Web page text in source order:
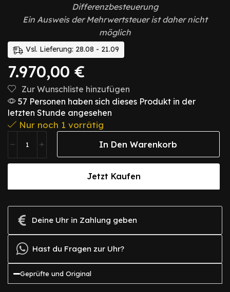
Differenzbesteuerung
Ein Ausweis der Mehrwertsteuer ist daher nicht
möglich
Vsl. Lieferung: 28.08 - 21.09
7.970,00 €
Zur Wunschliste hinzufügen
57 Personen haben sich dieses Produkt in der
letzten Stunde angesehen
Nur noch 1 vorrätig
In Den Warenkorb
Jetzt Kaufen
Deine Uhr in Zahlung geben
Hast du Fragen zur Uhr?
Geprüfte und Original